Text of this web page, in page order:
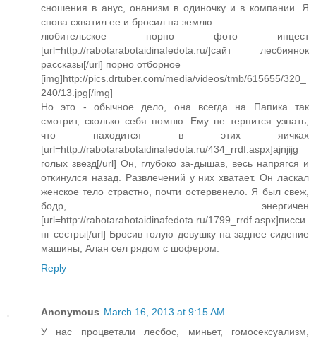
сношения в анус, онанизм в одиночку и в компании. Я
снова схватил ее и бросил на землю.
любительское порно фото инцест
[url=http://rabotarabotaidinafedota.ru/]сайт лесбиянок
рассказы[/url] порно отборное
[img]http://pics.drtuber.com/media/videos/tmb/615655/320_
240/13.jpg[/img]
Но это - обычное дело, она всегда на Папика так
смотрит, сколько себя помню. Ему не терпится узнать,
что находится в этих яичках
[url=http://rabotarabotaidinafedota.ru/434_rrdf.aspx]ajnjijg
голых звезд[/url] Он, глубоко за-дышав, весь напрягся и
откинулся назад. Развлечений у них хватает. Он ласкал
женское тело страстно, почти остервенело. Я был свеж,
бодр, энергичен
[url=http://rabotarabotaidinafedota.ru/1799_rrdf.aspx]писси
нг сестры[/url] Бросив голую девушку на заднее сидение
машины, Алан сел рядом с шофером.
Reply
Anonymous March 16, 2013 at 9:15 AM
У нас процветали лесбос, миньет, гомосексуализм,